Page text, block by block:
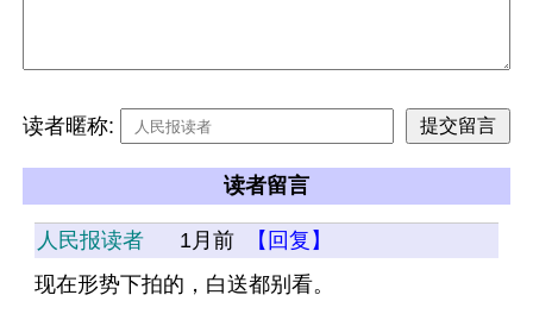
读者暱称:
读者留言
人民报读者 1月前
【回复】
现在形势下拍的，白送都别看。